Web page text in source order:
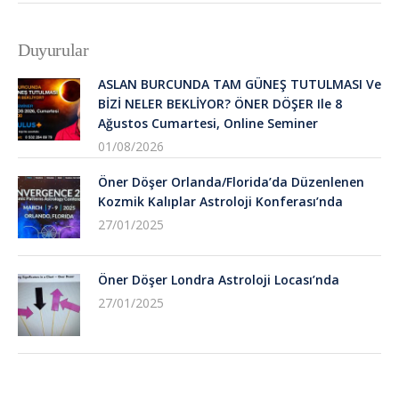
Duyurular
ASLAN BURCUNDA TAM GÜNEŞ TUTULMASI Ve
BİZİ NELER BEKLİYOR? ÖNER DÖŞER Ile 8
Ağustos Cumartesi, Online Seminer
01/08/2026
Öner Döşer Orlanda/Florida’da Düzenlenen
Kozmik Kalıplar Astroloji Konferası’nda
27/01/2025
Öner Döşer Londra Astroloji Locası’nda
27/01/2025